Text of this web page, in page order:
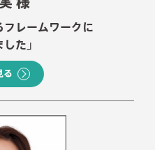
フレームワークに
た」
る